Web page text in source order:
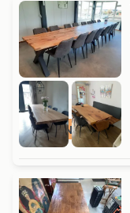
PUUR NATUUR